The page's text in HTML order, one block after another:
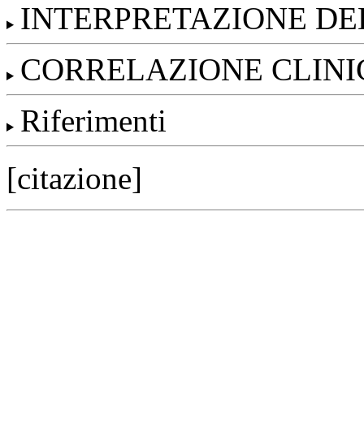
INTERPRETAZIONE
CORRELAZIONE
Riferimenti
[citazione]